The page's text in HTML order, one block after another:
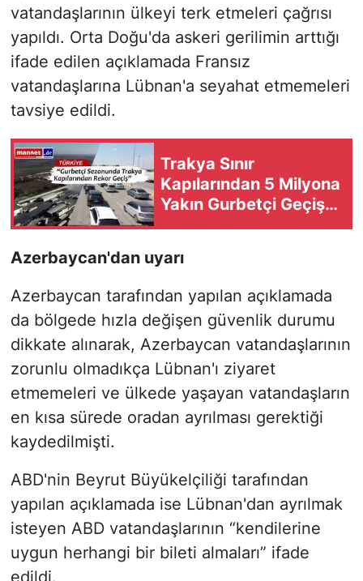
vatandaşlarının ülkeyi terk etmeleri çağrısı
yapıldı. Orta Doğu'da askeri gerilimin arttığı
ifade edilen açıklamada Fransız
vatandaşlarına Lübnan'a seyahat etmemeleri
tavsiye edildi.
Trakya Sınır
Kapılarından 5 Milyona
Yakın Gurbetçi Geçiş
Yaptı
Azerbaycan'dan uyarı
Azerbaycan tarafından yapılan açıklamada
da bölgede hızla değişen güvenlik durumu
dikkate alınarak, Azerbaycan vatandaşlarının
zorunlu olmadıkça Lübnan'ı ziyaret
etmemeleri ve ülkede yaşayan vatandaşların
en kısa sürede oradan ayrılması gerektiği
kaydedilmişti.
ABD'nin Beyrut Büyükelçiliği tarafından
yapılan açıklamada ise Lübnan'dan ayrılmak
isteyen ABD vatandaşlarının “kendilerine
uygun herhangi bir bileti almaları” ifade